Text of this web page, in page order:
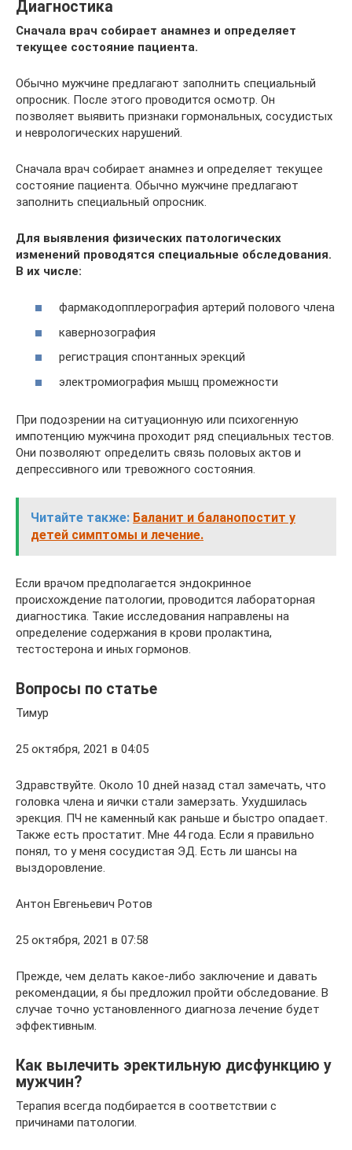
Диагностика
Сначала врач собирает анамнез и определяет
текущее состояние пациента.
Обычно мужчине предлагают заполнить специальный
опросник. После этого проводится осмотр. Он
позволяет выявить признаки гормональных, сосудистых
и неврологических нарушений.
Сначала врач собирает анамнез и определяет текущее
состояние пациента. Обычно мужчине предлагают
заполнить специальный опросник.
Для выявления физических патологических
изменений проводятся специальные обследования.
В их числе:
фармакодопплерография артерий полового члена
кавернозография
регистрация спонтанных эрекций
электромиография мышц промежности
При подозрении на ситуационную или психогенную
импотенцию мужчина проходит ряд специальных тестов.
Они позволяют определить связь половых актов и
депрессивного или тревожного состояния.
Читайте также: Баланит и баланопостит у
детей симптомы и лечение.
Если врачом предполагается эндокринное
происхождение патологии, проводится лабораторная
диагностика. Такие исследования направлены на
определение содержания в крови пролактина,
тестостерона и иных гормонов.
Вопросы по статье
Тимур
25 октября, 2021 в 04:05
Здравствуйте. Около 10 дней назад стал замечать, что
головка члена и яички стали замерзать. Ухудшилась
эрекция. ПЧ не каменный как раньше и быстро опадает.
Также есть простатит. Мне 44 года. Если я правильно
понял, то у меня сосудистая ЭД. Есть ли шансы на
выздоровление.
Антон Евгеньевич Ротов
25 октября, 2021 в 07:58
Прежде, чем делать какое-либо заключение и давать
рекомендации, я бы предложил пройти обследование. В
случае точно установленного диагноза лечение будет
эффективным.
Как вылечить эректильную дисфункцию у
мужчин?
Терапия всегда подбирается в соответствии с
причинами патологии.